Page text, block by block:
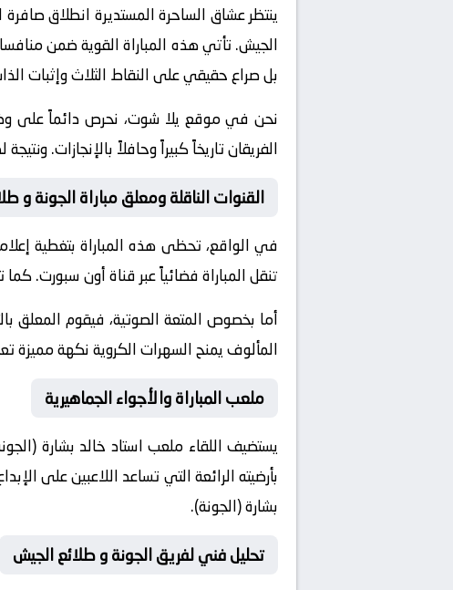
ينتظر عشاق الساحرة المستديرة انطلاق
الجيش. تأتي هذه المباراة القوية ضمن
بل صراع حقيقي على النقاط الثلاث وإثبات
نحن في موقع يلا شوت، نحرص دائماً على
الفريقان تاريخاً كبيراً وحافلاً بالإنجازات.
القنوات الناقلة ومعلق مباراة الجونة و
في الواقع، تحظى هذه المباراة بتغطية
تنقل المباراة فضائياً عبر قناةأون سبورت. كما
أما بخصوص المتعة الصوتية، فيقوم المعلق
المألوف يمنح السهرات الكروية نكهة مميزة
ملعب المباراة والأجواء الجماهيرية
يستضيف اللقاء ملعب استاد خالد بشارة
بأرضيته الرائعة التي تساعد اللاعبين على
بشارة (الجونة).
تحليل فني لفريق الجونة و طلائع الجيش